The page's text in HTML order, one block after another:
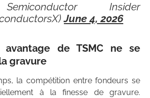
Insider
June 4, 2026
avantage de TSMC ne se
gravure
la compétition entre fondeurs se
à la finesse de gravure.